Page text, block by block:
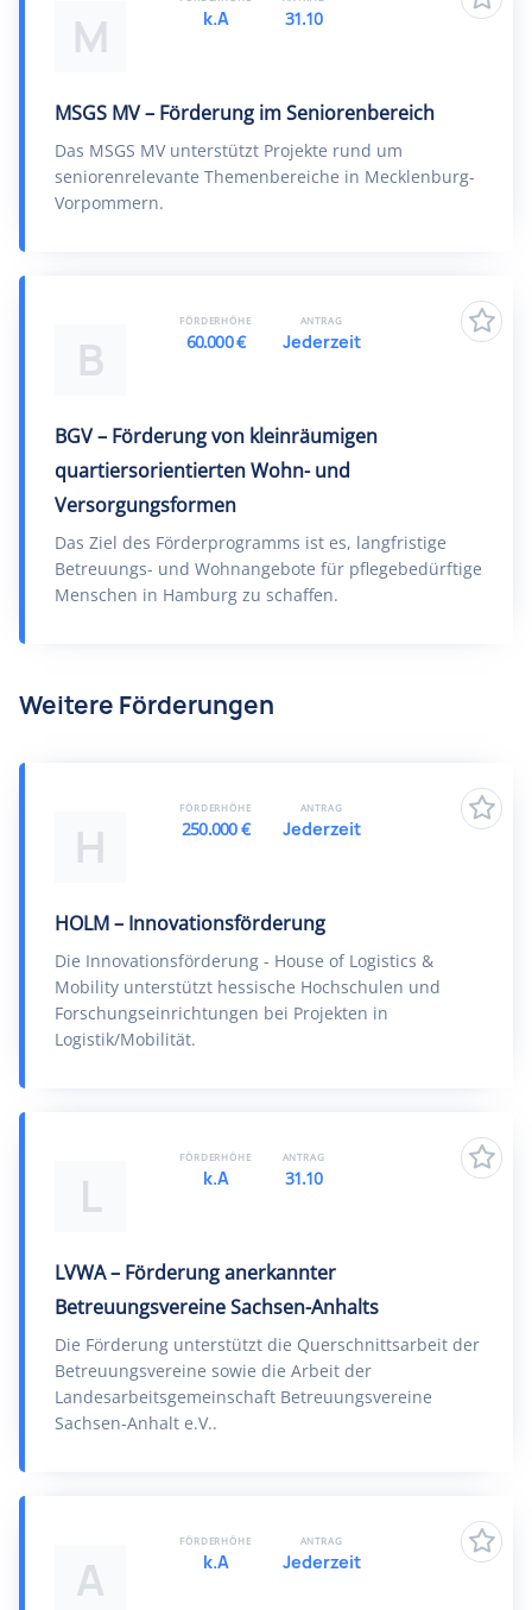
M
MSGS MV – Förderung im Seniorenbereich
Das MSGS MV unterstützt Projekte rund um
seniorenrelevante Themenbereiche in Mecklenburg-
Vorpommern.
k.A 31.10
B
BGV – Förderung von kleinräumigen
quartiersorientierten Wohn- und
Versorgungsformen
Das Ziel des Förderprogramms ist es, langfristige
Betreuungs- und Wohnangebote für pflegebedürftige
Menschen in Hamburg zu schaffen.
FÖRDERHÖHE
60.000 €
ANTRAG
Jederzeit
Weitere Förderungen
H
HOLM – Innovationsförderung
Die Innovationsförderung - House of Logistics &
Mobility unterstützt hessische Hochschulen und
Forschungseinrichtungen bei Projekten in
Logistik/Mobilität.
FÖRDERHÖHE
250.000 €
ANTRAG
Jederzeit
L
LVWA – Förderung anerkannter
Betreuungsvereine Sachsen-Anhalts
Die Förderung unterstützt die Querschnittsarbeit der
Betreuungsvereine sowie die Arbeit der
Landesarbeitsgemeinschaft Betreuungsvereine
Sachsen-Anhalt e.V..
FÖRDERHÖHE
k.A
ANTRAG
31.10
A
FÖRDERHÖHE
k.A
ANTRAG
Jederzeit